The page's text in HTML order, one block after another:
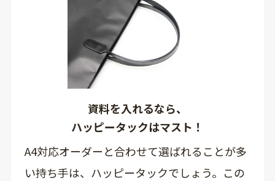
資料を入れるなら、
ハッピータックはマスト！
A4対応オーダーと合わせて選ばれることが多
い持ち手は、ハッピータックでしょう。この